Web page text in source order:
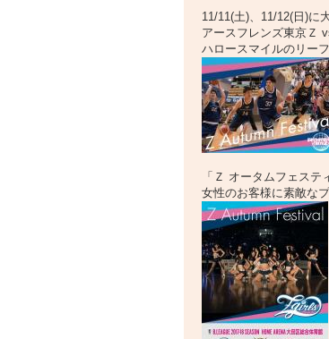
11/11(土)、11/12(日)に
アースフレンズ東京Ｚ
ハロースマイルのリー
「Ｚ オータムフェステ
女性のお客様に素敵な